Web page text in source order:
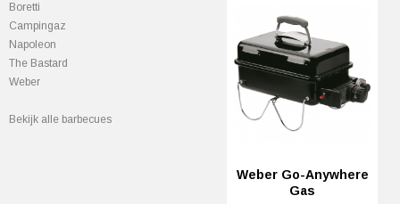
Boretti
Campingaz
Napoleon
The Bastard
Weber
Bekijk alle barbecues
Weber Go-Anywhere
Gas